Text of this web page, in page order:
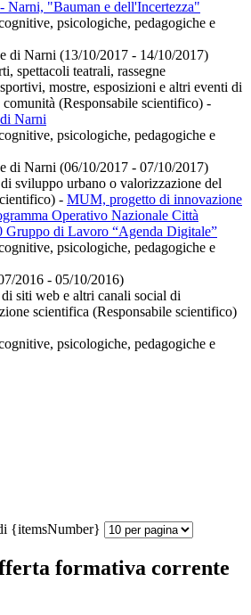
Narni, "Bauman e dell'Incertezza"
psicologiche, pedagogiche e
di Narni (13/10/2017 - 14/10/2017)
spettacoli teatrali, rassegne
mostre, esposizioni e altri eventi di
(Responsabile scientifico) -
Narni
psicologiche, pedagogiche e
di Narni (06/10/2017 - 07/10/2017)
sviluppo urbano o valorizzazione del
- MUM, progetto di innovazione
Operativo Nazionale Città
Gruppo di Lavoro “Agenda Digitale”
psicologiche, pedagogiche e
2016 - 05/10/2016)
siti web e altri canali social di
scientifica (Responsabile scientifico)
psicologiche, pedagogiche e
{itemsNumber}
formativa corrente